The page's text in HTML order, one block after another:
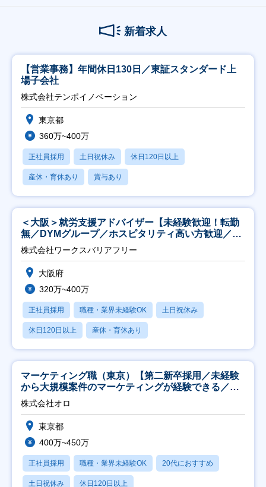
新着求人
【営業事務】年間休日130日／東証スタンダード上
場子会社
株式会社テンポイノベーション
東京都
360万~400万
正社員採用 土日祝休み 休日120日以上
産休・育休あり 賞与あり
＜大阪＞就労支援アドバイザー【未経験歓迎！転勤
無／DYMグループ／ホスピタリティ高い方歓迎／土
日祝】
株式会社ワークスバリアフリー
大阪府
320万~400万
正社員採用 職種・業界未経験OK 土日祝休み
休日120日以上 産休・育休あり
マーケティング職（東京）【第二新卒採用／未経験
から大規模案件のマーケティングが経験できる／研
修充実】
株式会社オロ
東京都
400万~450万
正社員採用 職種・業界未経験OK 20代におすすめ
土日祝休み 休日120日以上